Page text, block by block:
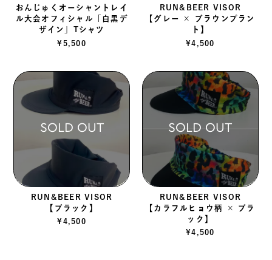
おんじゅくオーシャントレイ
ル大会オフィシャル「白黒デ
ザイン」Tシャツ
¥5,500
RUN&BEER VISOR
【グレー × ブラウンプラン
ト】
¥4,500
RUN&BEER VISOR
【ブラック】
¥4,500
SOLD OUT
RUN&BEER VISOR
【カラフルヒョウ柄 × ブラ
ック】
¥4,500
SOLD OUT